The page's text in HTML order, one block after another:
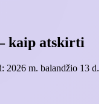
kaip atskirti
2026 m. balandžio 13 d.